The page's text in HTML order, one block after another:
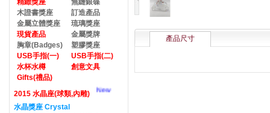
精緻獎座
無縫銀碟
木證書獎座
訂造產品
金屬立體獎座
琉璃獎座
現貨產品
金屬獎牌
胸章(Badges)
塑膠獎座
USB手指(一)
USB手指(二)
水杯水樽
創意文具
Gifts(禮品)
2015 水晶座(球類,內雕)
New
水晶獎座 Crystal
產品尺寸